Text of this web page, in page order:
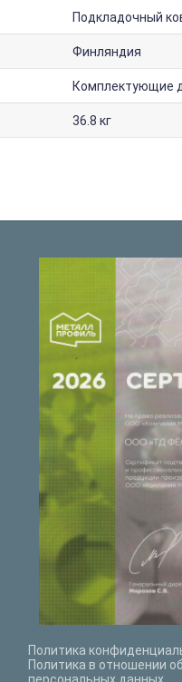
Подкладочный
Финляндия
Комплектующие
36.8 кг
Политика
Политика в отношении
персональных данных